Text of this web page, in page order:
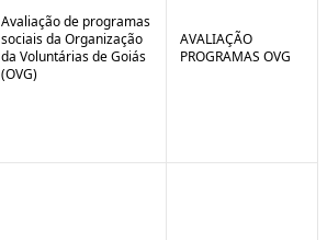
Avaliação de programas
sociais da Organização
da Voluntárias de Goiás
(OVG)
AVALIAÇÃO
PROGRAMAS OVG